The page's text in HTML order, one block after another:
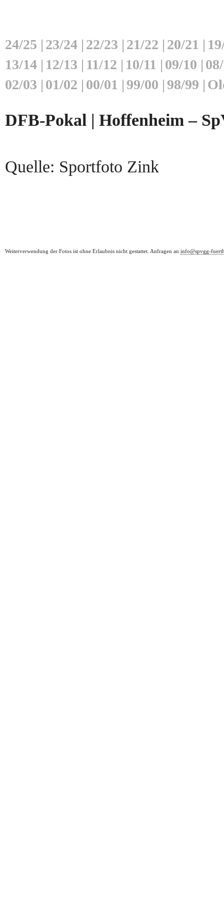
24/25 | 23/24 | 22/23 | 21/22 | 20/21 |
13/14 | 12/13 | 11/12 | 10/11 | 09/10 |
02/03 | 01/02 | 00/01 | 99/00 | 98/99 |
DFB-Pokal | Hoffenheim –
Quelle: Sportfoto Zink
Weiterverwendung der Fotos ist ohne Erlaubnis nicht gestattet. Anfragen an info@spvgg-